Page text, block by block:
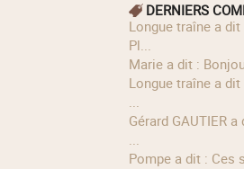
DERNIERS
longue traîne a dit : si vous allez sur le forum de '
Pl...
Marie a dit :
longue traîne a dit : merci :) connue, mais elle fait
...
Gérard GAUTIER a dit : « Il pleut parfois en Bretagne
...
Pompe a dit :